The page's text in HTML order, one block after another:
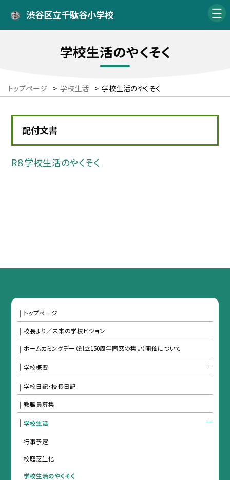
渋谷区立千駄谷小学校
学校生活のやくそく
トップページ > 学校生活 > 学校生活のやくそく
配付文書
R８学校生活のやくそく
トップページ
校長より／未来の学校ビジョン
ホームカミングデー（創立150周年同窓の集い）開催について
学校概要
学校日記・校長日記
教職員募集
学校生活
行事予定
校庭芝生化
学校生活のやくそく